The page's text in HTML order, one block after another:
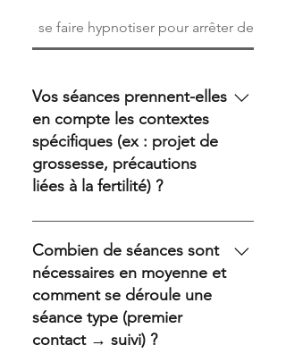
se faire hypnotiser pour arrêter de fumer
Vos séances prennent-elles
en compte les contextes
spécifiques (ex : projet de
grossesse, précautions
liées à la fertilité) ?
Oui, si vous êtes en projet de
grossesse ou en cours de parcours
autour de la fertilité, cela est pris
en compte dès la première
séance. L’accompagnement est
alors adapté pour intégrer les
Combien de séances sont
nécessaires en moyenne et
comment se déroule une
séance type (premier
contact → suivi) ?